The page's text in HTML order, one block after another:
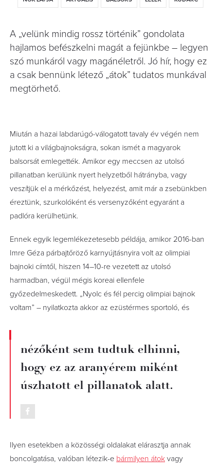
A „velünk mindig rossz történik” gondolata
hajlamos befészkelni magát a fejünkbe – legyen
szó munkáról vagy magánéletről. Jó hír, hogy ez
a csak bennünk létező „átok” tudatos munkával
megtörhető.
Miután a hazai labdarúgó-válogatott tavaly év végén nem
jutott ki a világbajnokságra, sokan ismét a magyarok
balsorsát emlegették. Amikor egy meccsen az utolsó
pillanatban kerülünk nyert helyzetből hátrányba, vagy
veszítjük el a mérkőzést, helyezést, amit már a zsebünkben
éreztünk, szurkolóként és versenyzőként egyaránt a
padlóra kerülhetünk.
Ennek egyik legemlékezetesebb példája, amikor 2016-ban
Imre Géza párbajtőröző karnyújtásnyira volt az olimpiai
bajnoki címtől, hiszen 14–10-re vezetett az utolsó
harmadban, végül mégis koreai ellenfele
győzedelmeskedett. „Nyolc és fél percig olimpiai­ bajnok
voltam” – nyilatkozta akkor az ezüstérmes sportoló, és
nézőként sem tudtuk elhinni,
hogy ez az aranyérem miként
úszhatott el pillanatok alatt.
Ilyen esetekben a közösségi oldalakat elárasztja annak
boncolgatása, valóban létezik-e bármilyen átok vagy